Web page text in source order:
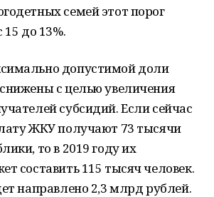
семей этот порог
15 до 13%.
допустимой доли
с целью увеличения
субсидий. Если сейчас
ЖКУ получают 73 тысячи
то в 2019 году их
составить 115 тысяч человек.
направлено 2,3 млрд рублей.